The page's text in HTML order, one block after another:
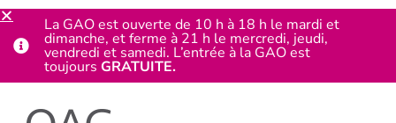
La GAO est ouverte de 10 h à 18 h le mardi et
dimanche, et ferme à 21 h le mercredi, jeudi,
vendredi et samedi. L’entrée à la GAO est
toujours GRATUITE.